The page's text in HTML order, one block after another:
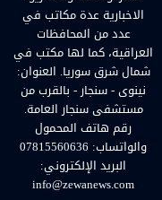
الاخبارية عدة مكاتب في
عدد من المحافظات
العراقية، كما لها مكتب في
شمال شرق سوريا. العنوان:
نينوى - سنجار - بالقرب من
مستشفى سنجار العامة.
رقم هاتف المحمول
والواتساب: 07815560636
البريد الإلكتروني:
info@zewanews.com